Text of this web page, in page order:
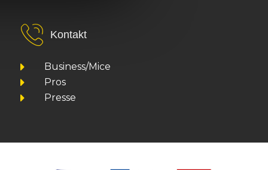
Kontakt
Business/Mice
Pros
Presse